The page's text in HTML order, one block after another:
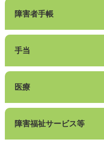
障害者手帳
手当
医療
障害福祉サービス等